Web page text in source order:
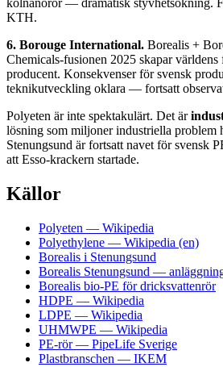
kolnanorör — dramatisk styvhetsökning.
KTH.
6. Borouge International. Borealis +
Chemicals-fusionen 2025 skapar
producent. Konsekvenser för svensk
teknikutveckling oklara — fortsatt
Polyeten är inte spektakulärt. Det är
lösning som miljoner industriella problem
Stenungsund är fortsatt navet för svensk
att Esso-krackern startade.
Källor
Polyeten — Wikipedia
Polyethylene — Wikipedia (en)
Borealis i Stenungsund
Borealis Stenungsund —
Borealis bio-PE för dricksvattenrör
HDPE — Wikipedia
LDPE — Wikipedia
UHMWPE — Wikipedia
PE-rör — PipeLife Sverige
Plastbranschen — IKEM